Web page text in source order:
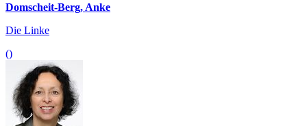
Domscheit-Berg, Anke
Die Linke
()